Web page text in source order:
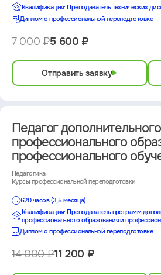
Квалификация: Преподаватель технических
Диплом о профессиональной переподготовке
7 000 ₽5 600 ₽
Отправить заявку
Педагог дополнительного
профессионального
профессионального
Педагогика
Курсы профессиональной переподготовки
620 часов (3,5 месяца)
Квалификация: Преподаватель программ
профессионального образования и
Диплом о профессиональной переподготовке
14 000 ₽11 200 ₽